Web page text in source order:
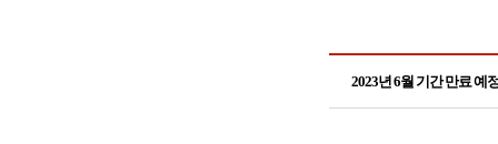
2023년 6월 기간 만료 예